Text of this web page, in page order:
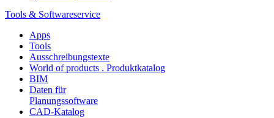
Tools & Softwareservice
Apps
Tools
Ausschreibungstexte
World of products . Produktkatalog
BIM
Daten für
Planungssoftware
CAD-Katalog